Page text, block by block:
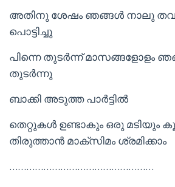
അതിനു ശേഷം ഞങ്ങൾ നാലു
പൊട്ടിച്ചു
പിന്നെ തുടർന്ന് മാസങ്ങളോളം
തുടർന്നു
ബാക്കി അടുത്ത പാർട്ടിൽ
തെറ്റുകൾ ഉണ്ടാകും ഒരു മടിയും
തിരുത്താൻ മാക്സിമം ശ്രമിക്കാം
……………………………………………